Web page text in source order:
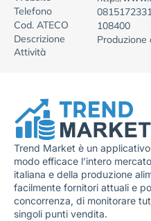
Telefono
Cod. ATECO
108400
Descrizione
Attività
Produzione
Trend Market è un
modo efficace l’intero
italiana e della produzione
facilmente fornitori attuali e
concorrenza, di monitorare
singoli punti vendita.